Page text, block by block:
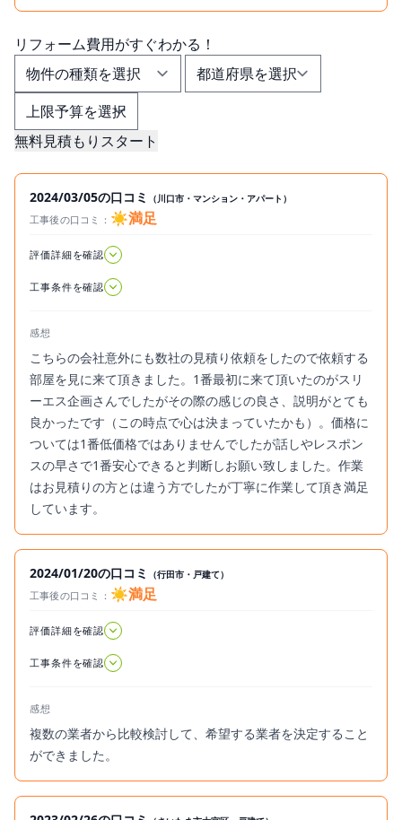
リフォーム費用がすぐわかる！
無料見積もりスタート
2024/03/05の口コミ （川口市・マンション・アパート）
工事後の口コミ： ☀️満足
評価詳細を確認
工事条件を確認
感想
こちらの会社意外にも数社の見積り依頼をしたので依頼する
部屋を見に来て頂きました。1番最初に来て頂いたのがスリ
ーエス企画さんでしたがその際の感じの良さ、説明がとても
良かったです（この時点で心は決まっていたかも）。価格に
ついては1番低価格ではありませんでしたが話しやレスポン
スの早さで1番安心できると判断しお願い致しました。作業
はお見積りの方とは違う方でしたが丁寧に作業して頂き満足
しています。
2024/01/20の口コミ （行田市・戸建て）
工事後の口コミ： ☀️満足
評価詳細を確認
工事条件を確認
感想
複数の業者から比較検討して、希望する業者を決定すること
ができました。